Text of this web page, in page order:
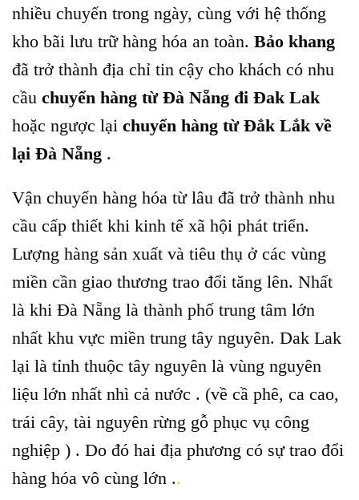
nhiều chuyến trong ngày, cùng với hệ thống
kho bãi lưu trữ hàng hóa an toàn. Bảo khang
đã trở thành địa chỉ tin cậy cho khách có nhu
cầu chuyển hàng từ Đà Nẵng đi Đak Lak
hoặc ngược lại chuyển hàng từ Đắk Lắk về
lại Đà Nẵng .
Vận chuyển hàng hóa từ lâu đã trở thành nhu
cầu cấp thiết khi kinh tế xã hội phát triển.
Lượng hàng sản xuất và tiêu thụ ở các vùng
miền cần giao thương trao đổi tăng lên. Nhất
là khi Đà Nẵng là thành phố trung tâm lớn
nhất khu vực miền trung tây nguyên. Dak Lak
lại là tỉnh thuộc tây nguyên là vùng nguyên
liệu lớn nhất nhì cả nước . (về cầ phê, ca cao,
trái cây, tài nguyên rừng gỗ phục vụ công
nghiệp ) . Do đó hai địa phương có sự trao đổi
hàng hóa vô cùng lớn ..